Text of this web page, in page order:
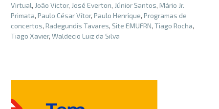
Virtual, João Victor, José Everton, Júnior Santos, Mário Jr.
Primata, Paulo César Vítor, Paulo Henrique, Programas de
concertos, Radegundis Tavares, Site EMUFRN, Tiago Rocha,
Tiago Xavier, Waldecio Luiz da Silva